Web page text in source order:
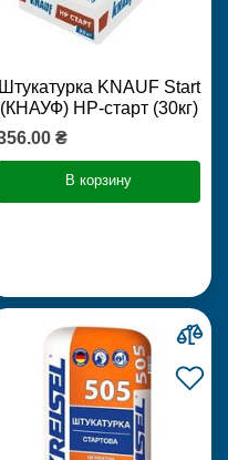
Штукатурка KNAUF Start
(КНАУФ) НР-старт (30кг)
₴
В корзину